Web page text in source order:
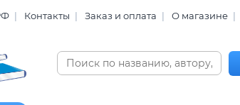
Контакты Заказ и оплата О магазине